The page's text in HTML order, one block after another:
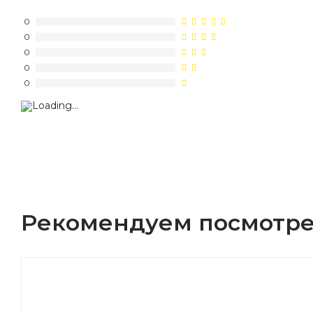
0
0
0
0
0
Рекомендуем